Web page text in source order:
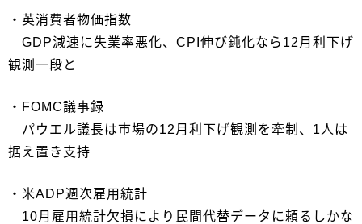
・英消費者物価指数
GDP減速に失業率悪化、CPI伸び鈍化なら12月利下げ
観測一段と
・FOMC議事録
パウエル議長は市場の12月利下げ観測を牽制、1人は
据え置き支持
・米ADP週次雇用統計
10月雇用統計欠損により民間代替データに頼るしかな